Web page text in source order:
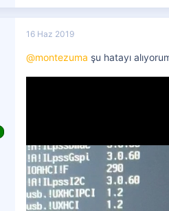
16 Haz 2019
@montezuma şu hatayı